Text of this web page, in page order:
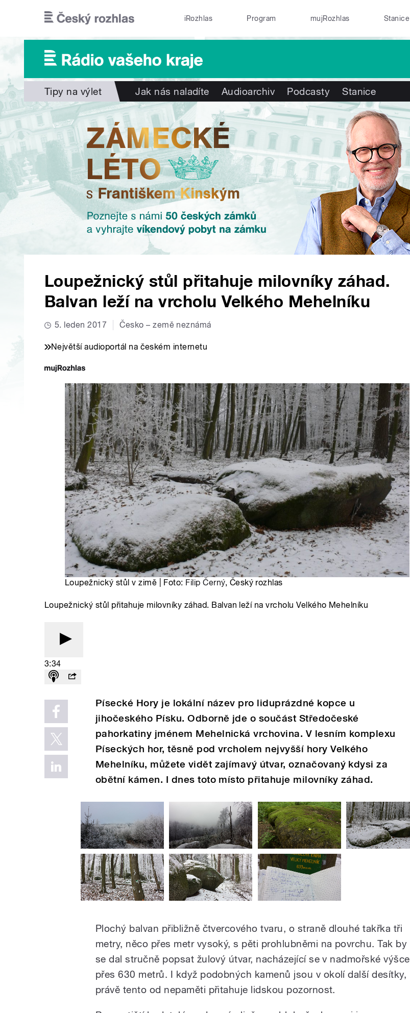
iRozhlas Program mujRozhlas Stanice
Tipy na výlet Jak nás naladíte Audioarchiv Podcasty Stanice
Loupežnický stůl přitahuje milovníky záhad.
Balvan leží na vrcholu Velkého Mehelníku
5. leden 2017 Česko – země neznámá
Největší audioportál na českém internetu
Loupežnický stůl v zimě | Foto: Filip Černý, Český rozhlas
Loupežnický stůl přitahuje milovníky záhad. Balvan leží na vrcholu Velkého Mehelníku
3:34
Písecké Hory je lokální název pro liduprázdné kopce u
jihočeského Písku. Odborně jde o součást Středočeské
pahorkatiny jménem Mehelnická vrchovina. V lesním komplexu
Píseckých hor, těsně pod vrcholem nejvyšší hory Velkého
Mehelníku, můžete vidět zajímavý útvar, označovaný kdysi za
obětní kámen. I dnes toto místo přitahuje milovníky záhad.
Plochý balvan přibližně čtvercového tvaru, o straně dlouhé takřka tři
metry, něco přes metr vysoký, s pěti prohlubněmi na povrchu. Tak by
se dal stručně popsat žulový útvar, nacházející se v nadmořské výšce
přes 630 metrů. I když podobných kamenů jsou v okolí další desítky,
právě tento od nepaměti přitahuje lidskou pozornost.